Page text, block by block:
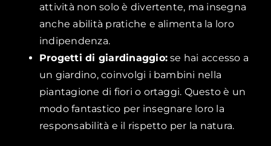
attività non solo è divertente, ma insegna
anche abilità pratiche e alimenta la loro
indipendenza.
Progetti di giardinaggio:se hai accesso a
un giardino, coinvolgi i bambini nella
piantagione di fiori o ortaggi. Questo è un
modo fantastico per insegnare loro la
responsabilità e il rispetto per la natura.